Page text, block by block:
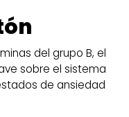
del grupo B, el
sobre el sistema
de ansiedad